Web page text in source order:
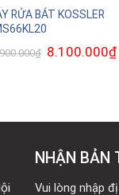
RỬA BÁT KOSSLER
₫ Giá
gốc
8.100.000₫
NHẬN BẢN
Vui lòng nhập